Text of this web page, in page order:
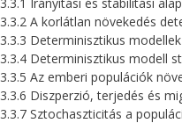
3.3.2 A korlátlan növekedés
3.3.3 Determinisztikus
3.3.4 Determinisztikus modell
3.3.5 Az emberi populációk
3.3.6 Diszperzió, terjedés és
3.3.7 Sztochaszticitás a